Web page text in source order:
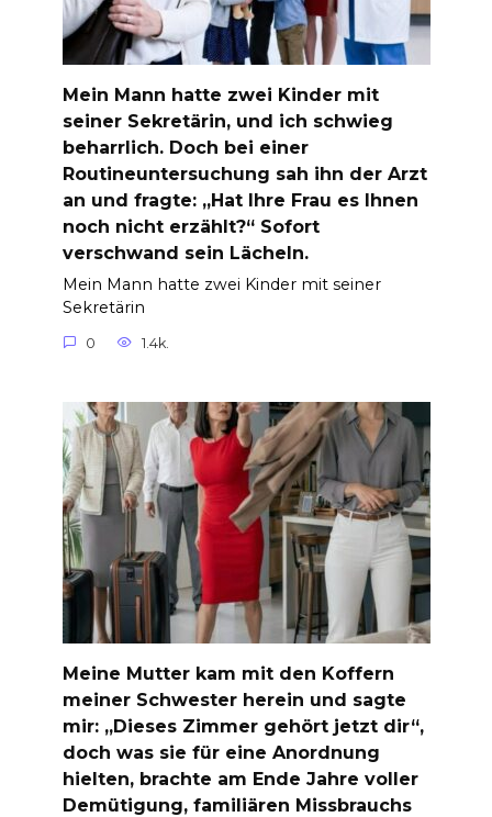
Mein Mann hatte zwei Kinder mit
seiner Sekretärin, und ich schwieg
beharrlich. Doch bei einer
Routineuntersuchung sah ihn der Arzt
an und fragte: „Hat Ihre Frau es Ihnen
noch nicht erzählt?“ Sofort
verschwand sein Lächeln.
Mein Mann hatte zwei Kinder mit seiner
Sekretärin
0 1.4k.
Meine Mutter kam mit den Koffern
meiner Schwester herein und sagte
mir: „Dieses Zimmer gehört jetzt dir“,
doch was sie für eine Anordnung
hielten, brachte am Ende Jahre voller
Demütigung, familiären Missbrauchs